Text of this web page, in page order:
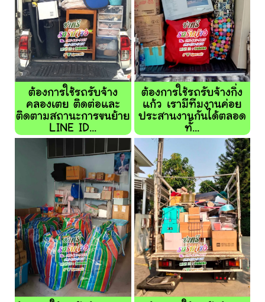
ต้องการใช้รถรับจ้าง
คลองเตย ติดต่อและ
ติดตามสถานะการขนย้าย
LINE ID...
ต้องการใช้รถรับจ้างกิ่ง
แก้ว เรามีทีมงานค่อย
ประสานงานกันได้ตลอด
ทั้...